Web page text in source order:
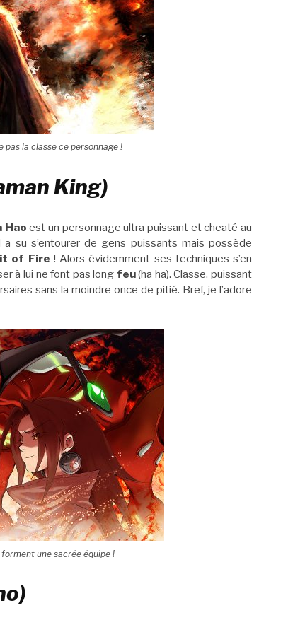
pas la classe ce personnage !
King)
Hao est un personnage ultra puissant et cheaté au
a su s’entourer de gens puissants mais possède
of Fire ! Alors évidemment ses techniques s’en
à lui ne font pas long feu(ha ha). Classe, puissant
sans la moindre once de pitié. Bref, je l’adore
une sacrée équipe !